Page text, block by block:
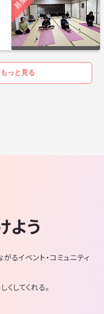
っと見る
よう
るイベント・コミュニティ
してくれる。